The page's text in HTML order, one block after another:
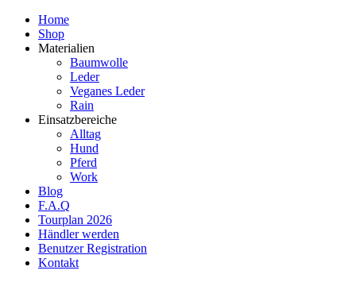
Home
Shop
Materialien
Baumwolle
Leder
Veganes Leder
Rain
Einsatzbereiche
Alltag
Hund
Pferd
Work
Blog
F.A.Q
Tourplan 2026
Händler werden
Benutzer Registration
Kontakt